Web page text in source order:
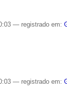
— registrado em:
— registrado em: